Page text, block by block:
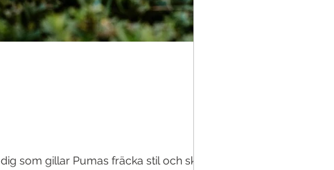
som gillar Pumas fräcka stil och sköna